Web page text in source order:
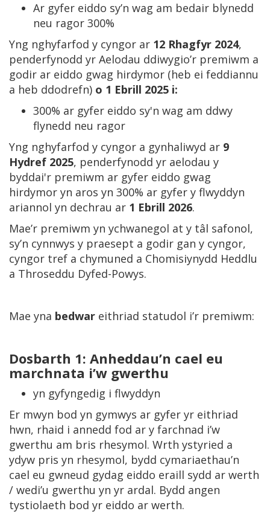
Ar gyfer eiddo sy’n wag am bedair blynedd
neu ragor 300%
Yng nghyfarfod y cyngor ar 12 Rhagfyr 2024,
penderfynodd yr Aelodau ddiwygio’r premiwm a
godir ar eiddo gwag hirdymor (heb ei feddiannu
a heb ddodrefn) o 1 Ebrill 2025 i:
300% ar gyfer eiddo sy'n wag am ddwy
flynedd neu ragor
Yng nghyfarfod y cyngor a gynhaliwyd ar 9
Hydref 2025, penderfynodd yr aelodau y
byddai'r premiwm ar gyfer eiddo gwag
hirdymor yn aros yn 300% ar gyfer y flwyddyn
ariannol yn dechrau ar 1 Ebrill 2026.
Mae’r premiwm yn ychwanegol at y tâl safonol,
sy’n cynnwys y praesept a godir gan y cyngor,
cyngor tref a chymuned a Chomisiynydd Heddlu
a Throseddu Dyfed-Powys.
Mae yna bedwar eithriad statudol i’r premiwm:
Dosbarth 1: Anheddau’n cael eu
marchnata i’w gwerthu
yn gyfyngedig i flwyddyn
Er mwyn bod yn gymwys ar gyfer yr eithriad
hwn, rhaid i annedd fod ar y farchnad i’w
gwerthu am bris rhesymol. Wrth ystyried a
ydyw pris yn rhesymol, bydd cymariaethau’n
cael eu gwneud gydag eiddo eraill sydd ar werth
/ wedi’u gwerthu yn yr ardal. Bydd angen
tystiolaeth bod yr eiddo ar werth.